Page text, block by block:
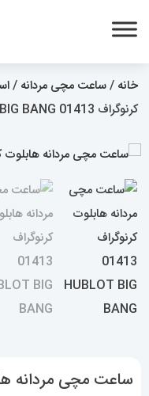
خانه /ساعت مچی مردانه /
کرنوگراف 01413 HUBLOT BIG BANG